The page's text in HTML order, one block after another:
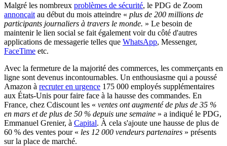
Malgré les nombreux problèmes de sécurité, le PDG de Zoom
annonçait au début du mois atteindre « plus de 200 millions de
participants journaliers à travers le monde. » Le besoin de
maintenir le lien social se fait également voir du côté d'autres
applications de messagerie telles que WhatsApp, Messenger,
FaceTime etc.
Avec la fermeture de la majorité des commerces, les commerçants en
ligne sont devenus incontournables. Un enthousiasme qui a poussé
Amazon à recruter en urgence 175 000 employés supplémentaires
aux États-Unis pour faire face à la hausse des commandes. En
France, chez Cdiscount les « ventes ont augmenté de plus de 35 %
en mars et de plus de 50 % depuis une semaine » a indiqué le PDG,
Emmanuel Grenier, à Capital. À cela s'ajoute une hausse de plus de
60 % des ventes pour « les 12 000 vendeurs partenaires » présents
sur la place de marché.